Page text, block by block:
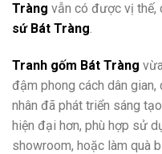
Tràng vẫn có được vị thế,
sứ Bát Tràng.
Tranh gốm Bát Tràng
đậm phong cách dân
nhân đã phát triển sáng
hiện đại hơn, phù hợp sử
showroom, hoặc làm quà